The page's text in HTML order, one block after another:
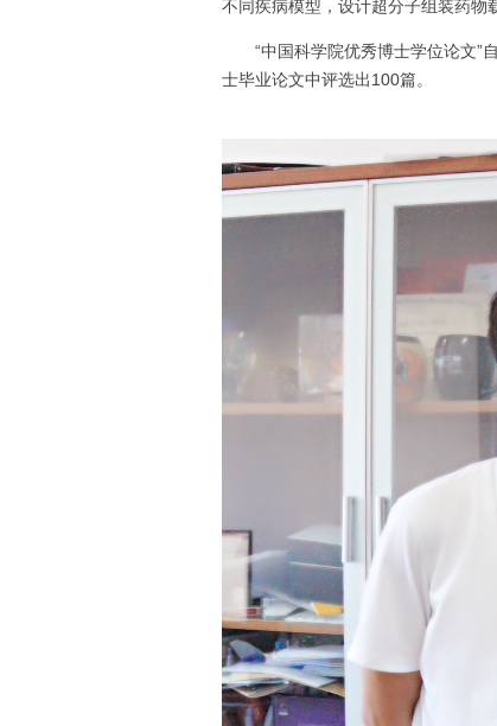
不同疾病模型，设计超分子组装药物
“中国科学院优秀博士学位论文”自
士毕业论文中评选出100篇。